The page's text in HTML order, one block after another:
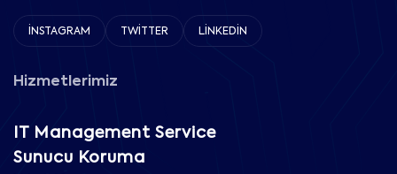
İNSTAGRAM TWITTER LINKEDIN
Hizmetlerimiz
IT Management Service
Sunucu Koruma